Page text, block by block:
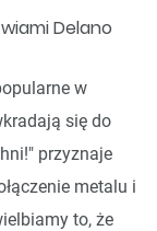
Delano
w
się do
przyznaje
metalu i
to, że